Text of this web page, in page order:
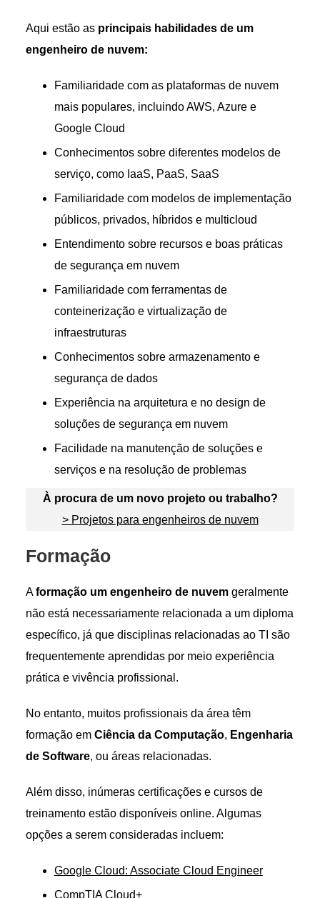
Aqui estão as principais habilidades de um
engenheiro de nuvem:
Familiaridade com as plataformas de nuvem
mais populares, incluindo AWS, Azure e
Google Cloud
Conhecimentos sobre diferentes modelos de
serviço, como IaaS, PaaS, SaaS
Familiaridade com modelos de implementação
públicos, privados, híbridos e multicloud
Entendimento sobre recursos e boas práticas
de segurança em nuvem
Familiaridade com ferramentas de
conteinerização e virtualização de
infraestruturas
Conhecimentos sobre armazenamento e
segurança de dados
Experiência na arquitetura e no design de
soluções de segurança em nuvem
Facilidade na manutenção de soluções e
serviços e na resolução de problemas
À procura de um novo projeto ou trabalho?
> Projetos para engenheiros de nuvem
Formação
Aformação um engenheiro de nuvemgeralmente
não está necessariamente relacionada a um diploma
específico, já que disciplinas relacionadas ao TI são
frequentemente aprendidas por meio experiência
prática e vivência profissional.
No entanto, muitos profissionais da área têm
formação em Ciência da Computação, Engenharia
de Software, ou áreas relacionadas.
Além disso, inúmeras certificações e cursos de
treinamento estão disponíveis online. Algumas
opções a serem consideradas incluem:
Google Cloud: Associate Cloud Engineer
CompTIA Cloud+